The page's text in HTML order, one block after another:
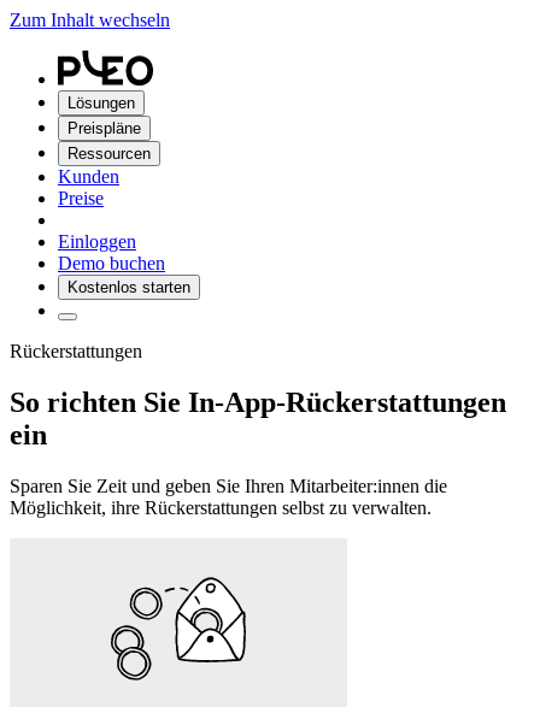
Zum Inhalt wechseln
Lösungen
Preispläne
Ressourcen
Kunden
Preise
Einloggen
Demo buchen
Kostenlos starten
Rückerstattungen
So richten Sie In-App-Rückerstattungen
ein
Sparen Sie Zeit und geben Sie Ihren Mitarbeiter:innen die
Möglichkeit, ihre Rückerstattungen selbst zu verwalten.